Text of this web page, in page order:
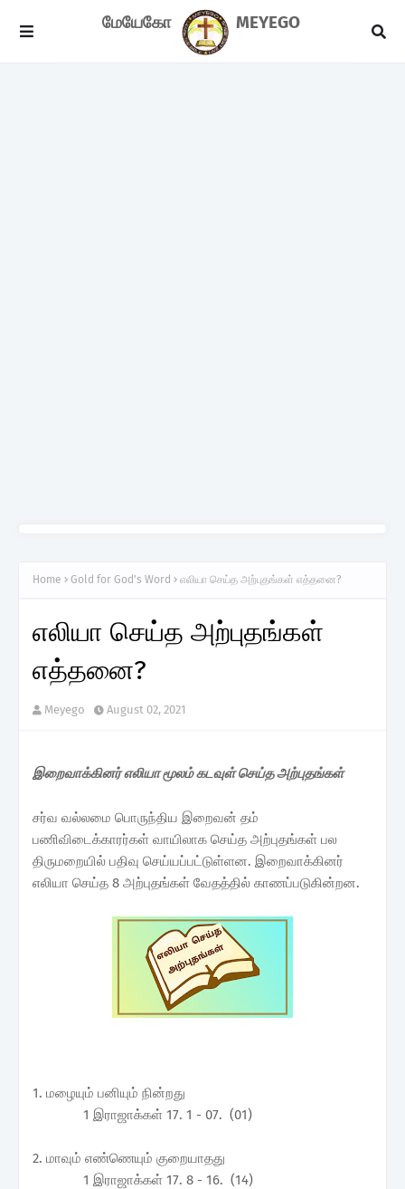
மேயேகோ MEYEGO
Home Gold for God's Word எலியா செய்த அற்புதங்கள் எத்தனை?
எலியா செய்த அற்புதங்கள்
எத்தனை?
Meyego August 02, 2021
இறைவாக்கினர் எலியா மூலம் கடவுள் செய்த அற்புதங்கள்
சர்வ வல்லமை பொருந்திய இறைவன் தம்
பணிவிடைக்காரர்கள் வாயிலாக செய்த அற்புதங்கள் பல
திருமறையில் பதிவு செய்யப்பட்டுள்ளன. இறைவாக்கினர்
எலியா செய்த 8 அற்புதங்கள் வேதத்தில் காணப்படுகின்றன.
1. மழையும் பனியும் நின்றது
1 இராஜாக்கள் 17. 1 - 07. (01)
2. மாவும் எண்ணெயும் குறையாதது
1 இராஜாக்கள் 17. 8 - 16. (14)